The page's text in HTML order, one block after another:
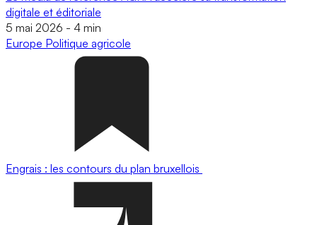
digitale et éditoriale
5 mai 2026 - 4 min
Europe Politique agricole
Engrais : les contours du plan bruxellois